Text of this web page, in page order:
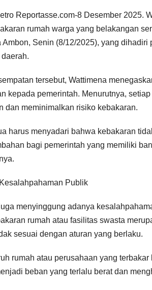
Reportasse.com-8 Desember 2025.
rumah warga yang belakangan
Ambon, Senin (8/12/2025), yang
tersebut, Wattimena
kepada pemerintah. Menurutnya,
dan meminimalkan risiko kebakaran.
harus menyadari bahwa kebakaran
bagi pemerintah yang memiliki
Publik
menyinggung adanya
rumah atau fasilitas swasta
sesuai dengan aturan yang berlaku.
rumah atau perusahaan yang
beban yang terlalu berat dan